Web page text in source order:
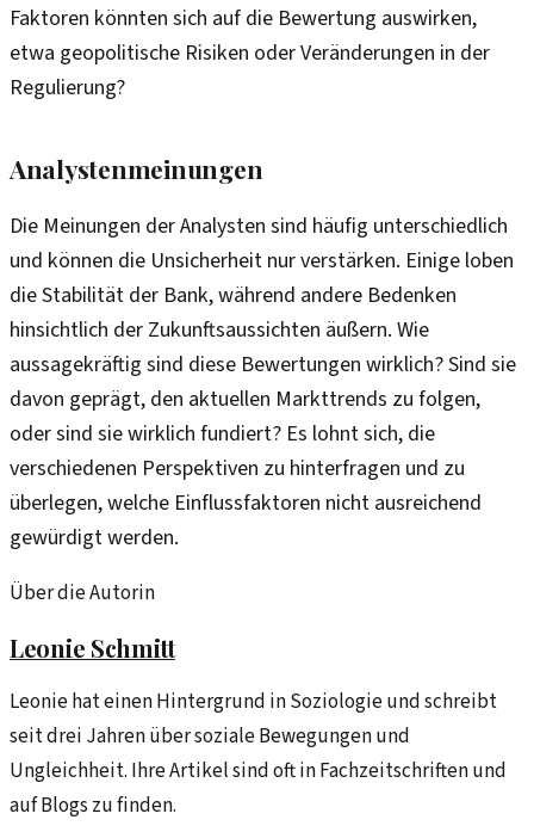
Faktoren könnten sich auf die Bewertung auswirken,
etwa geopolitische Risiken oder Veränderungen in der
Regulierung?
Analystenmeinungen
Die Meinungen der Analysten sind häufig unterschiedlich
und können die Unsicherheit nur verstärken. Einige loben
die Stabilität der Bank, während andere Bedenken
hinsichtlich der Zukunftsaussichten äußern. Wie
aussagekräftig sind diese Bewertungen wirklich? Sind sie
davon geprägt, den aktuellen Markttrends zu folgen,
oder sind sie wirklich fundiert? Es lohnt sich, die
verschiedenen Perspektiven zu hinterfragen und zu
überlegen, welche Einflussfaktoren nicht ausreichend
gewürdigt werden.
Über die Autorin
Leonie Schmitt
Leonie hat einen Hintergrund in Soziologie und schreibt
seit drei Jahren über soziale Bewegungen und
Ungleichheit. Ihre Artikel sind oft in Fachzeitschriften und
auf Blogs zu finden.